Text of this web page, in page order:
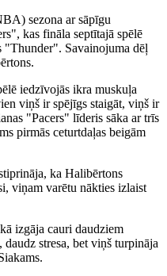
sezona ar sāpīgu
kas fināla septītajā spēlē
"Thunder". Savainojuma dēļ
iedzīvojās ikra muskuļa
viņš ir spējīgs staigāt, viņš ir
"Pacers" līderis sāka ar trīs
pirmās ceturtdaļas beigām
ka Halibērtons
viņam varētu nākties izlaist
izgāja cauri daudziem
stresa, bet viņš turpināja